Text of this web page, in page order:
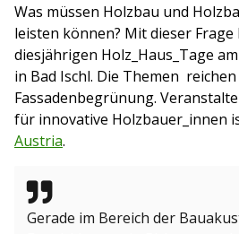
Was müssen Holzbau und
leisten können? Mit dieser Frage
diesjährigen Holz_Haus_Tage
in Bad Ischl. Die Themen
Fassadenbegrünung.
für innovative Holzbauer_innen
Austria.
Gerade im Bereich der